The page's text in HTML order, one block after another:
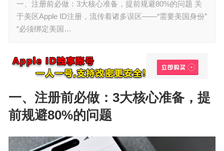
一、注册前必做：3大核心准备，提前规避80%的问题 关
于美区Apple ID注册，流传着诸多误区——“需要美国身份”
“必须绑定美国…
一、注册前必做：3大核心准备，提
前规避80%的问题